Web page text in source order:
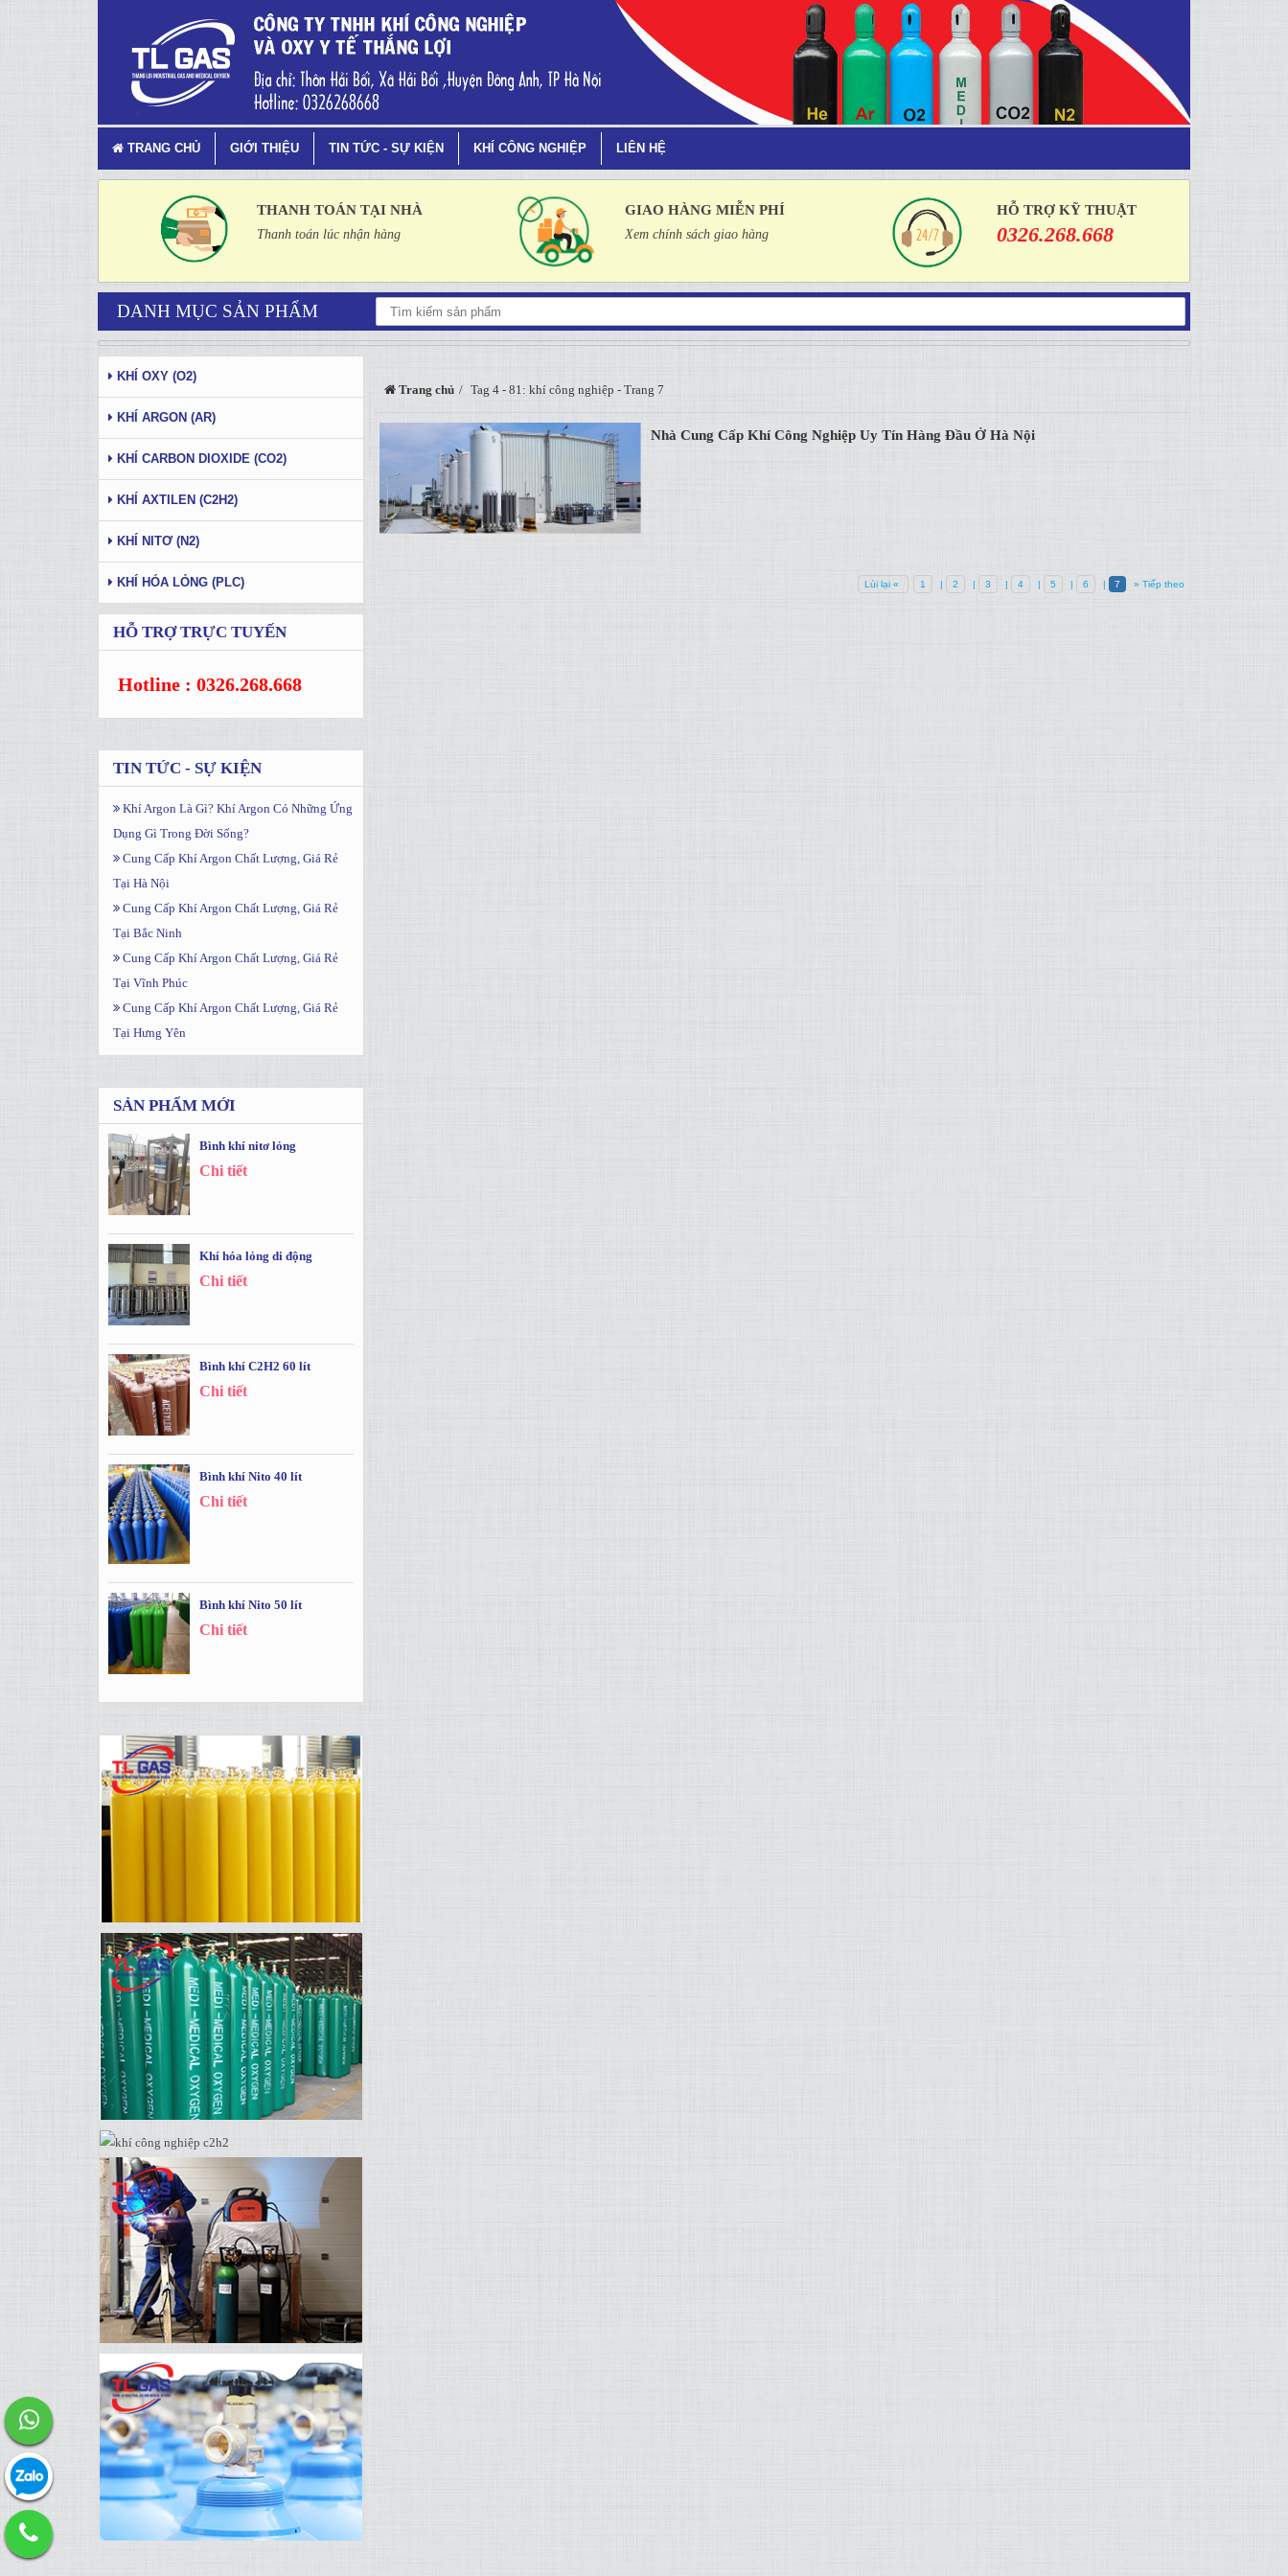
Tag 4 - 81: khí công nghiệp - Trang 7
TRANG CHỦ GIỚI THIỆU TIN TỨC - SỰ KIỆN KHÍ CÔNG NGHIỆP LIÊN HỆ
THANH TOÁN TẠI NHÀ
Thanh toán lúc nhận hàng
GIAO HÀNG MIỄN PHÍ
Xem chính sách giao hàng
HỖ TRỢ KỸ THUẬT
0326.268.668
DANH MỤC SẢN PHẨM
Trang chủ Tag 4 - 81: khí công nghiệp - Trang 7
Nhà Cung Cấp Khí Công Nghiệp Uy Tín Hàng Đầu Ở Hà Nội
Lùi lại « 1 | 2 | 3 | 4 | 5 | 6 | 7 » Tiếp theo
KHÍ OXY (O2)
KHÍ ARGON (AR)
KHÍ CARBON DIOXIDE (CO2)
KHÍ AXTILEN (C2H2)
KHÍ NITƠ (N2)
KHÍ HÓA LỎNG (PLC)
HỖ TRỢ TRỰC TUYẾN
Hotline : 0326.268.668
TIN TỨC - SỰ KIỆN
Khí Argon Là Gì? Khí Argon Có Những Ứng
Dụng Gì Trong Đời Sống?
Cung Cấp Khí Argon Chất Lượng, Giá Rẻ
Tại Hà Nội
Cung Cấp Khí Argon Chất Lượng, Giá Rẻ
Tại Bắc Ninh
Cung Cấp Khí Argon Chất Lượng, Giá Rẻ
Tại Vĩnh Phúc
Cung Cấp Khí Argon Chất Lượng, Giá Rẻ
Tại Hưng Yên
SẢN PHẨM MỚI
Bình khí nitơ lỏng
Chi tiết
Khí hóa lỏng di động
Chi tiết
Bình khí C2H2 60 lít
Chi tiết
Bình khí Nito 40 lít
Chi tiết
Bình khí Nito 50 lít
Chi tiết